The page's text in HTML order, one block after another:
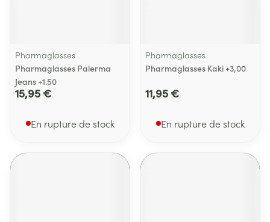
Pharmaglasses
Pharmaglasses Palerma
Jeans +1.50
15,95 €
En rupture de stock
Pharmaglasses
Pharmaglasses Kaki +3,00
11,95 €
En rupture de stock